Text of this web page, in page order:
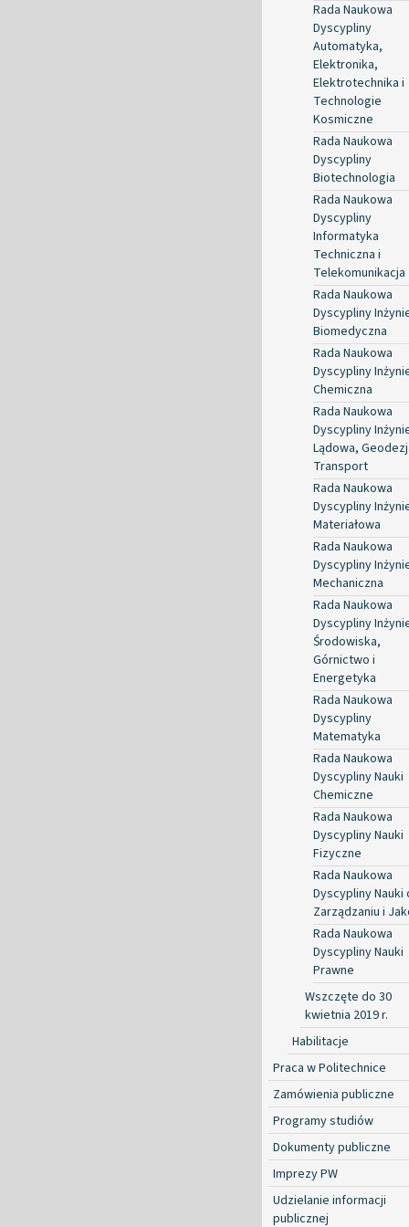
Rada Naukowa
Dyscypliny
Automatyka,
Elektronika,
Elektrotechnika i
Technologie
Kosmiczne
Rada Naukowa
Dyscypliny
Biotechnologia
Rada Naukowa
Dyscypliny
Informatyka
Techniczna i
Telekomunikacja
Rada Naukowa
Dyscypliny
Biomedyczna
Rada Naukowa
Dyscypliny
Chemiczna
Rada Naukowa
Dyscypliny
Lądowa,
Transport
Rada Naukowa
Dyscypliny
Materiałowa
Rada Naukowa
Dyscypliny
Mechaniczna
Rada Naukowa
Dyscypliny
Środowiska,
Górnictwo i
Energetyka
Rada Naukowa
Dyscypliny
Matematyka
Rada Naukowa
Dyscypliny Nauki
Chemiczne
Rada Naukowa
Dyscypliny Nauki
Fizyczne
Rada Naukowa
Dyscypliny Nauki
Zarządzaniu i
Rada Naukowa
Dyscypliny Nauki
Prawne
Wszczęte do 30
kwietnia 2019 r.
Habilitacje
Praca w Politechnice
Zamówienia publiczne
Programy studiów
Dokumenty publiczne
Imprezy PW
Udzielanie informacji
publicznej